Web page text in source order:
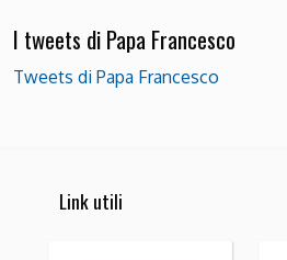
I tweets di Papa Francesco
Tweets di Papa Francesco
Link utili